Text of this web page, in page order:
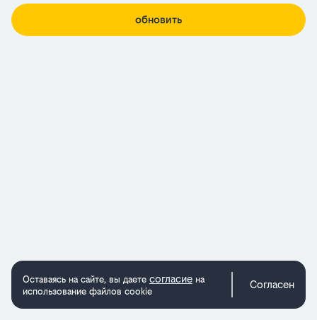
обновить
Оставаясь на сайте, вы даете согласие на
использование файлов cookie
Согласен